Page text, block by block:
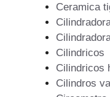
Ceramica
Cilindricos
Cilindricos
Cilindros